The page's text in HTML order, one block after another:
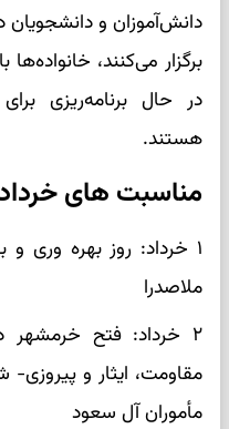
دانش‌آموزان و دانشجویان
برگزار می‌کنند،
در حال برنامه‌ریزی
هستند.
مناسبت های خرداد ۱۴۰۵
۱ خرداد: روز بهره
ملاصدرا
۲ خرداد: فتح
مقاومت، ایثار و
مأموران آل سعود